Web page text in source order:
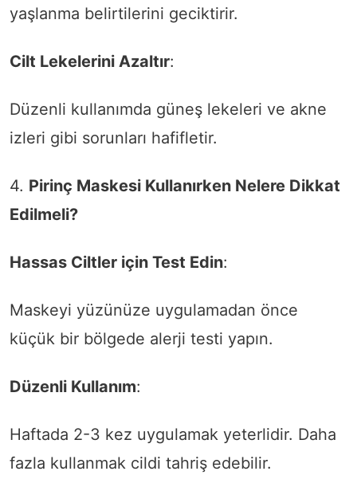
yaşlanma belirtilerini geciktirir.
Cilt Lekelerini Azaltır:
Düzenli kullanımda güneş lekeleri ve akne
izleri gibi sorunları hafifletir.
4. Pirinç Maskesi Kullanırken Nelere Dikkat
Edilmeli?
Hassas Ciltler için Test Edin:
Maskeyi yüzünüze uygulamadan önce
küçük bir bölgede alerji testi yapın.
Düzenli Kullanım:
Haftada 2-3 kez uygulamak yeterlidir. Daha
fazla kullanmak cildi tahriş edebilir.